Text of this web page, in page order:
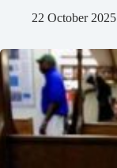
22 October 2025